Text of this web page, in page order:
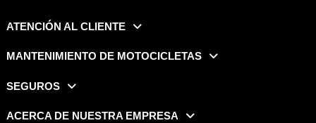
ATENCIÓN AL CLIENTE
MANTENIMIENTO DE MOTOCICLETAS
SEGUROS
ACERCA DE NUESTRA EMPRESA